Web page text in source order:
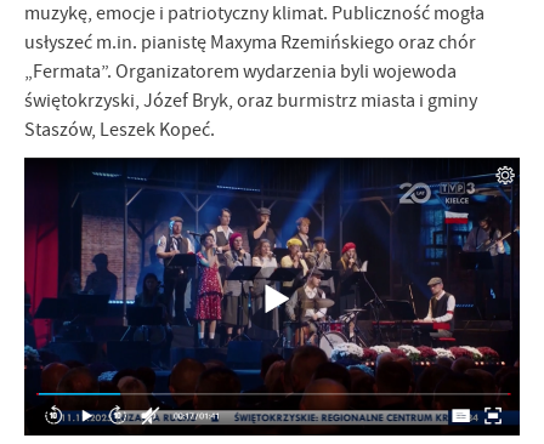
muzykę, emocje i patriotyczny klimat. Publiczność mogła
usłyszeć m.in. pianistę Maxyma Rzemińskiego oraz chór
„Fermata”. Organizatorem wydarzenia byli wojewoda
świętokrzyski, Józef Bryk, oraz burmistrz miasta i gminy
Staszów, Leszek Kopeć.